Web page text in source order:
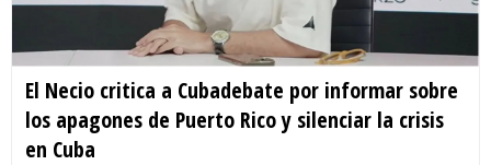
El Necio critica a Cubadebate por informar sobre
los apagones de Puerto Rico y silenciar la crisis
en Cuba